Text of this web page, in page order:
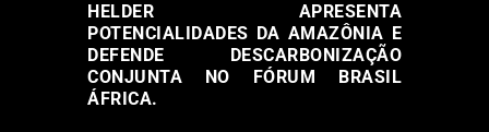
HELDER APRESENTA
POTENCIALIDADES DA AMAZÔNIA E
DEFENDE DESCARBONIZAÇÃO
CONJUNTA NO FÓRUM BRASIL
ÁFRICA.